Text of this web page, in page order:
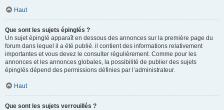
Haut
Que sont les sujets épinglés ?
Un sujet épinglé apparaît en dessous des annonces sur la première page du
forum dans lequel il a été publié. il contient des informations relativement
importantes et vous devez le consulter régulièrement. Comme pour les
annonces et les annonces globales, la possibilité de publier des sujets
épinglés dépend des permissions définies par l’administrateur.
Haut
Que sont les sujets verrouillés ?